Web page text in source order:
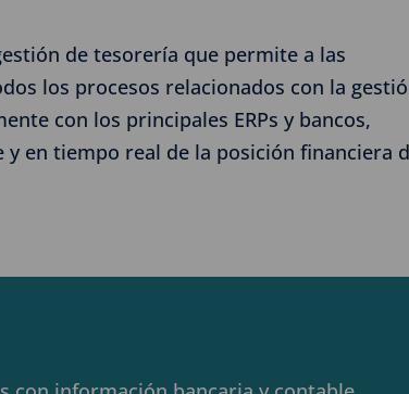
de tesorería que permite a las
los procesos relacionados con la
con los principales ERPs y bancos,
en tiempo real de la posición financiera